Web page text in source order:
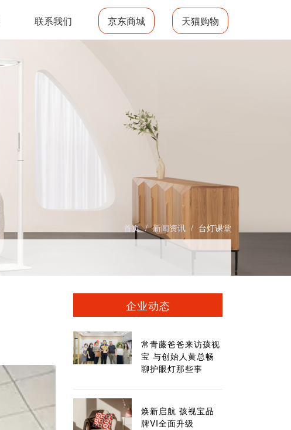
联系我们 京东商城 天猫购物
首页 / 新闻资讯 / 台灯课堂
企业动态
常青藤爸爸来访孩视
宝 与创始人黄总畅
聊护眼灯那些事
焕新启航 孩视宝品
牌VI全面升级